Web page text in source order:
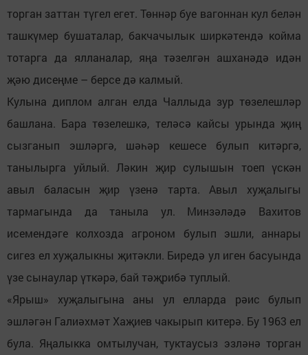
торган заттан түгел егет. Төннәр буе вагоннан кул белән
ташкүмер бушаталар, бакчачылык ширкәтендә койма
тотарга да ялланалар, яңа тәзелгән ашханәдә идән
җәю дисеңме – берсе дә калмый.
Кулына диплом алган елда Чаллыда зур төзелешләр
башлана. Бара төзелешкә, теләсә кайсы урында җиң
сызганып эшләргә, шәһәр кешесе булып китәргә,
танылырга уйлый. Ләкин җир сулышын тоеп үскән
авыл баласын җир үзенә тарта. Авыл хуҗалыгы
тармагында да таныла ул. Минзәләдә Вахитов
исемендәге колхозда агроном булып эшли, аннары
сигез ел хуҗалыкны җитәкли. Биредә ул иген басуында
үзе сынаулар үткәрә, бай тәҗрибә туплый.
«Ярыш» хуҗалыгына аны ул елларда рәис булып
эшләгән Галиәхмәт Хаҗиев чакырып китерә. Бу 1963 ел
була. Яңалыкка омтылучан, туктаусыз эзләнә торган